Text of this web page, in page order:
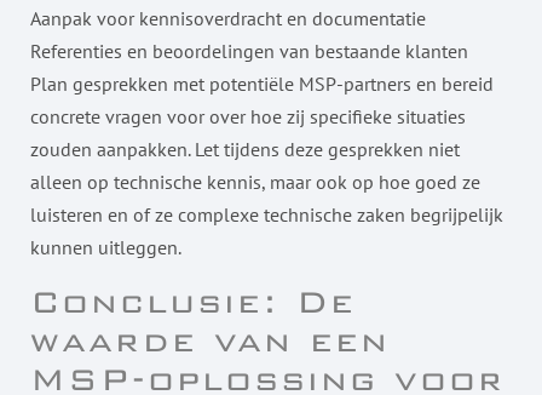
Aanpak voor kennisoverdracht en documentatie
Referenties en beoordelingen van bestaande klanten
Plan gesprekken met potentiële MSP-partners en bereid
concrete vragen voor over hoe zij specifieke situaties
zouden aanpakken. Let tijdens deze gesprekken niet
alleen op technische kennis, maar ook op hoe goed ze
luisteren en of ze complexe technische zaken begrijpelijk
kunnen uitleggen.
Conclusie: De
waarde van een
MSP-oplossing voor